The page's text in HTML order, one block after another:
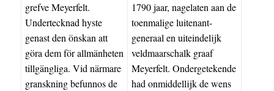
grefve Meyerfelt.
Undertecknad hyste
genast den önskan att
göra dem för allmänheten
tillgängliga. Vid närmare
granskning befunnos de
1790 jaar, nagelaten aan de
toenmalige luitenant-
generaal en uiteindelijk
veldmaarschalk graaf
Meyerfelt. Ondergetekende
had onmiddellijk de wens